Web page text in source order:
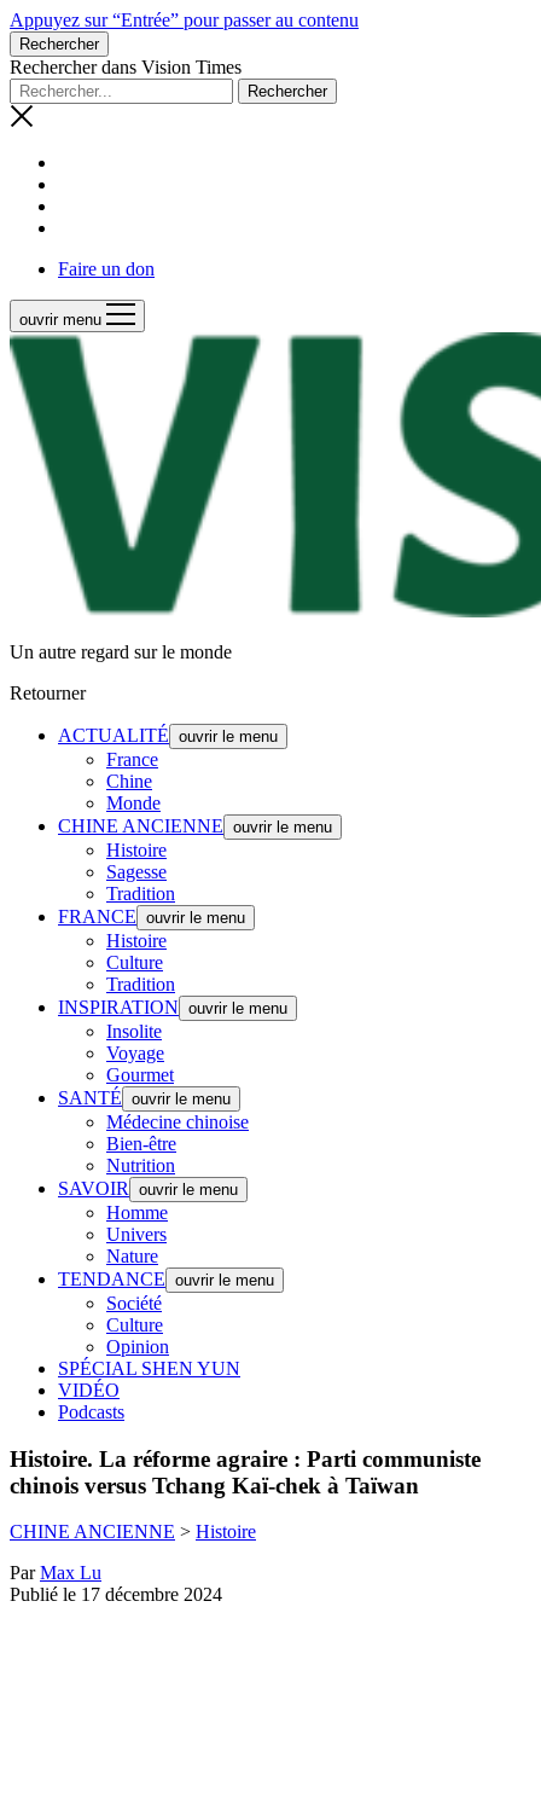
Appuyez sur “Entrée” pour passer au contenu
Rechercher
Rechercher dans Vision Times
Faire un don
ouvrir menu
Un autre regard sur le monde
Retourner
ACTUALITÉ ouvrir le menu
France
Chine
Monde
CHINE ANCIENNE ouvrir le menu
Histoire
Sagesse
Tradition
FRANCE ouvrir le menu
Histoire
Culture
Tradition
INSPIRATION ouvrir le menu
Insolite
Voyage
Gourmet
SANTÉ ouvrir le menu
Médecine chinoise
Bien-être
Nutrition
SAVOIR
ouvrir le menu
Homme
Univers
Nature
TENDANCE ouvrir le menu
Société
Culture
Opinion
SPÉCIAL SHEN YUN
VIDÉO
Podcasts
Histoire. La réforme agraire : Parti communiste
chinois versus Tchang Kaï-chek à Taïwan
CHINE ANCIENNE > Histoire
ParMax Lu
Publié le 17 décembre 2024